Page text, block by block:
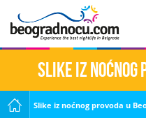
Slike iz noćnog
Slike iz noćnog provoda u